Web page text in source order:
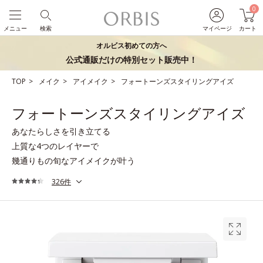
マイページ
0
カート
検索
メニュー
オルビス初めての方へ
公式通販だけの特別セット販売中！
TOP メイク アイメイク フォートーンズスタイリングアイズ
フォートーンズスタイリングアイズ
あなたらしさを引き立てる
上質な4つのレイヤーで
幾通りもの旬なアイメイクが叶う
326件